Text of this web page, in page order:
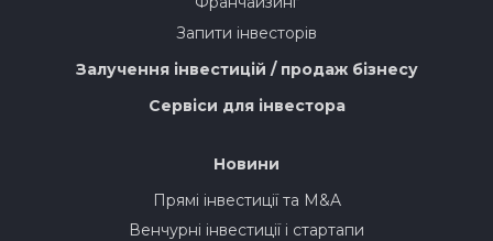
Запити інвесторів
Залучення інвестицій / продаж бізнесу
Сервіси для інвестора
Новини
Прямі інвестиції та M&A
Венчурні інвестиції і стартапи